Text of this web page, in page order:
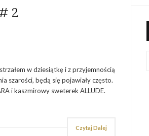
2
w dziesiątkę i z przyjemnością
szarości, będą się pojawiały często.
i kaszmirowy sweterek ALLUDE.
Czytaj Dalej